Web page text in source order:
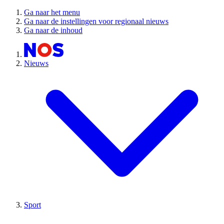
Ga naar het menu
Ga naar de instellingen voor regionaal nieuws
Ga naar de inhoud
Nieuws
Sport